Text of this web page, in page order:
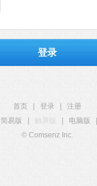
登录
首页 登录
注册
简易版
触屏版 电脑版
© Comsenz Inc.